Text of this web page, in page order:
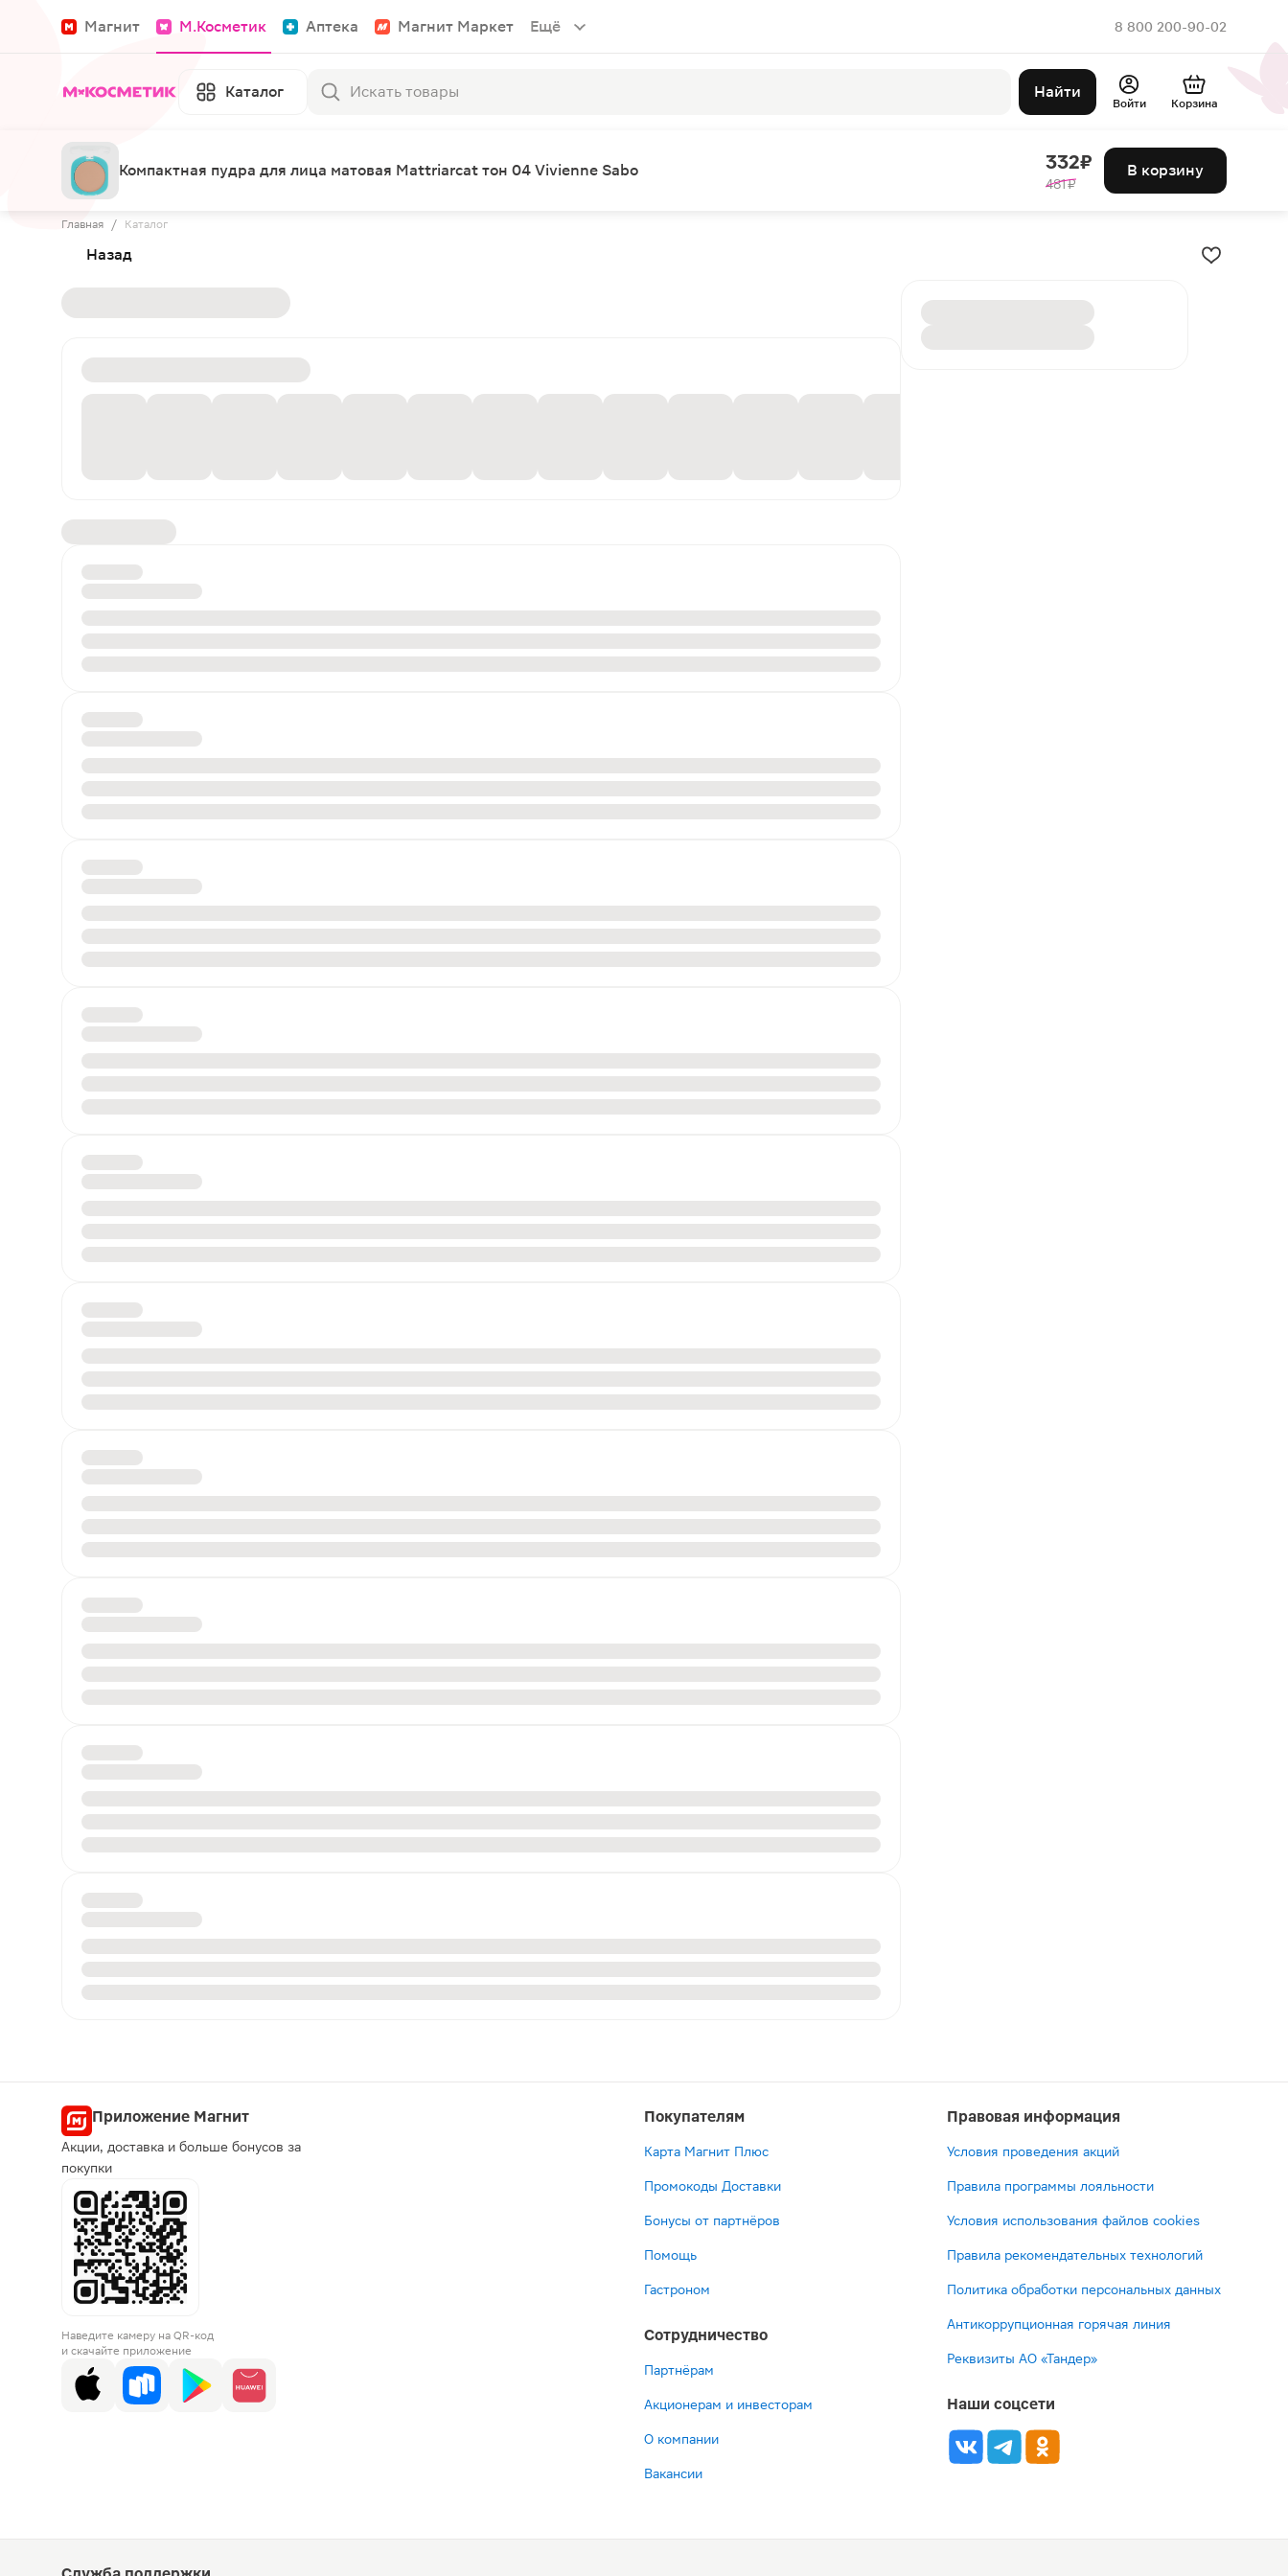
Магнит М.Косметик Аптека Магнит Маркет Ещё 8 800 200-90-02
Каталог Найти
Войти Корзина
Компактная пудра для лица матовая Mattriarcat тон 04 Vivienne Sabo 332 ₽
481 ₽
В корзину
Главная / Каталог
Назад
Приложение Магнит
Акции, доставка и больше бонусов за
покупки
Наведите камеру на QR-код
и скачайте приложение
Покупателям
Карта Магнит Плюс
Промокоды Доставки
Бонусы от партнёров
Помощь
Гастроном
Сотрудничество
Партнёрам
Акционерам и инвесторам
О компании
Вакансии
Правовая информация
Условия проведения акций
Правила программы лояльности
Условия использования файлов cookies
Правила рекомендательных технологий
Политика обработки персональных данных
Антикоррупционная горячая линия
Реквизиты АО «Тандер»
Наши соцсети